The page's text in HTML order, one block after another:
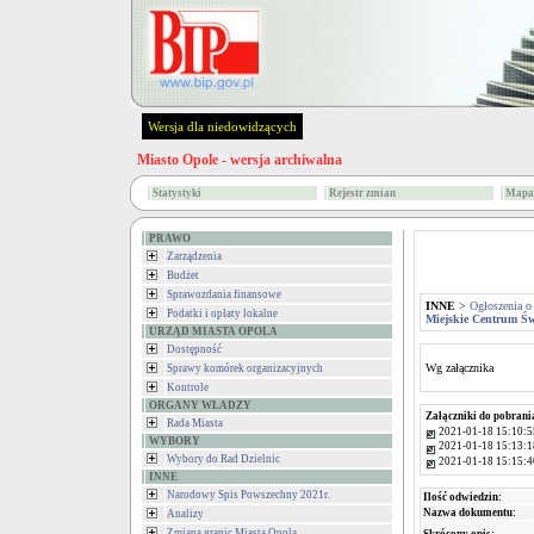
Wersja dla niedowidzących
Miasto Opole - wersja archiwalna
Statystyki Rejestr zmian
PRAWO
Zarządzenia
Budżet
Sprawozdania finansowe
Podatki i opłaty lokalne
URZĄD MIASTA OPOLA
Dostępność
Sprawy komórek organizacyjnych
Kontrole
ORGANY WŁADZY
Rada Miasta
WYBORY
Wybory do Rad Dzielnic
INNE
Narodowy Spis Powszechny 2021r.
Analizy
INNE > Ogłoszenia
Miejskie Centrum
Wg załącznika
Załączniki do
2021-01-18
2021-01-18
2021-01-18
Ilość odwiedzin:
Nazwa dokumentu: